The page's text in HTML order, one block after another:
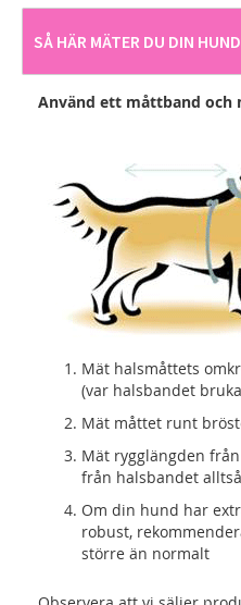
SÅ HÄR MÄTER DU DIN HUND
Använd ett måttband och
Mät halsmåttets
(var halsbandet
Mät måttet runt
Mät rygglängden
från halsbandet
Om din hund har
robust,
större än normalt